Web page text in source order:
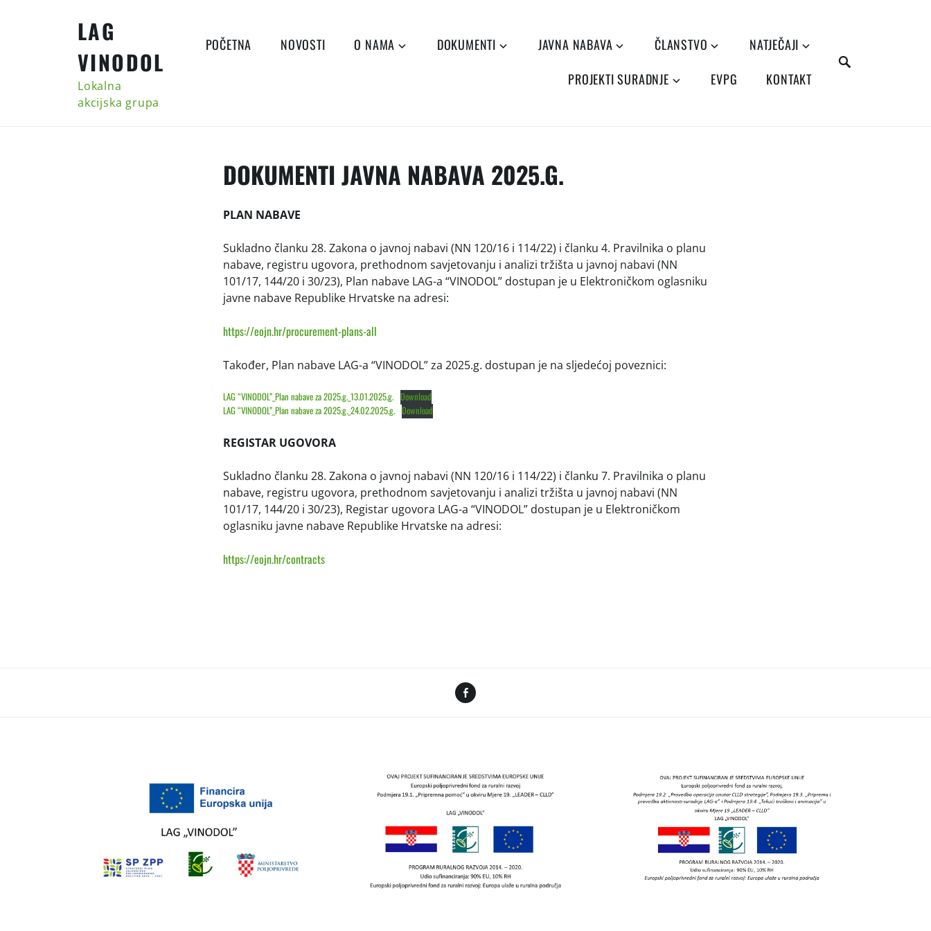
LAG
VINODOL
Lokalna
akcijska grupa
POČETNA NOVOSTI O NAMA DOKUMENTI JAVNA NABAVA ČLANSTVO
NATJEČAJI
PROJEKTI SURADNJE
EVPG KONTAKT
DOKUMENTI JAVNA NABAVA 2025.G.
PLAN NABAVE
Sukladno članku 28. Zakona o javnoj nabavi (NN 120/16 i 114/22) i članku 4. Pravilnika o planu
nabave, registru ugovora, prethodnom savjetovanju i analizi tržišta u javnoj nabavi (NN
101/17, 144/20 i 30/23), Plan nabave LAG-a “VINODOL” dostupan je u Elektroničkom oglasniku
javne nabave Republike Hrvatske na adresi:
https://eojn.hr/procurement-plans-all
Također, Plan nabave LAG-a “VINODOL” za 2025.g. dostupan je na sljedećoj poveznici:
LAG “VINODOL”_Plan nabave za 2025.g._13.01.2025.g. Download
LAG “VINODOL”_Plan nabave za 2025.g._24.02.2025.g. Download
REGISTAR UGOVORA
Sukladno članku 28. Zakona o javnoj nabavi (NN 120/16 i 114/22) i članku 7. Pravilnika o planu
nabave, registru ugovora, prethodnom savjetovanju i analizi tržišta u javnoj nabavi (NN
101/17, 144/20 i 30/23), Registar ugovora LAG-a “VINODOL” dostupan je u Elektroničkom
oglasniku javne nabave Republike Hrvatske na adresi:
https://eojn.hr/contracts